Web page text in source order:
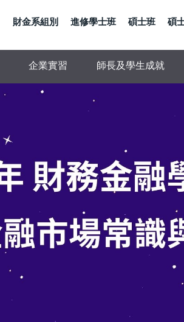
財金系組別 進修學士班 碩士班 碩
企業實習 師長及學生成就